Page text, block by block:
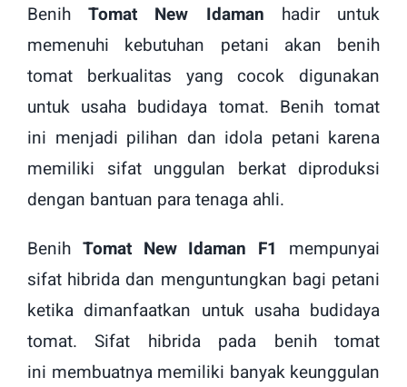
BenihTomat New Idaman hadir untuk
memenuhi kebutuhan petani akan benih
tomat berkualitas yang cocok digunakan
untuk usaha budidaya tomat. Benih tomat
ini menjadi pilihan dan idola petani karena
memiliki sifat unggulan berkat diproduksi
dengan bantuan para tenaga ahli.
Benih Tomat New Idaman F1 mempunyai
sifat hibrida dan menguntungkan bagi petani
ketika dimanfaatkan untuk usaha budidaya
tomat. Sifat hibrida pada benih tomat
ini membuatnya memiliki banyak keunggulan